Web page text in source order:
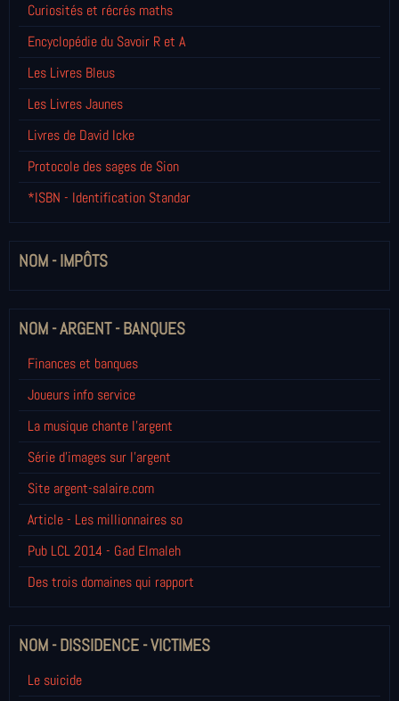
Curiosités et récrés maths
Encyclopédie du Savoir R et A
Les Livres Bleus
Les Livres Jaunes
Livres de David Icke
Protocole des sages de Sion
*ISBN - Identification Standar
NOM - IMPÔTS
NOM - ARGENT - BANQUES
Finances et banques
Joueurs info service
La musique chante l'argent
Série d'images sur l'argent
Site argent-salaire.com
Article - Les millionnaires so
Pub LCL 2014 - Gad Elmaleh
Des trois domaines qui rapport
NOM - DISSIDENCE - VICTIMES
Le suicide